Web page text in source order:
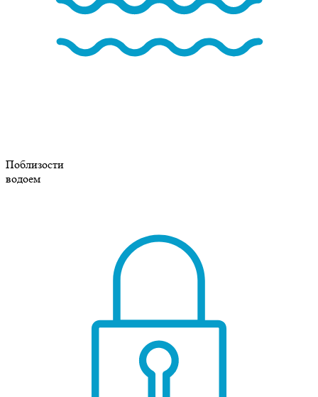
Поблизости
водоем